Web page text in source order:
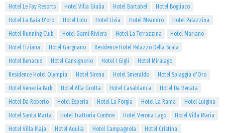
Hotel Le Fay Resorts
Hotel Villa Giulia Hotel Bartabel
Hotel Bogliaco
Hotel La Baia D'oro
Hotel Lido Hotel Livia Hotel Meandro
Hotel Palazzina
Hotel Running Club
Hotel Garni Riviera Hotel La Terrazzina
Hotel Mariano
Hotel Tiziana
Hotel Gargnano
Residence Hotel Palazzo Della Scala
Hotel Benacus
Hotel Cansignorio Hotel I Gigli
Hotel Miralago
Residence Hotel Olympia
Hotel Sirena Hotel Smeraldo
Hotel Spiaggia d'Oro
Hotel Venezia Park
Hotel Alla Grotta Hotel Casablanca
Hotel Da Renata
Hotel Da Roberto
Hotel Esperia Hotel La Forgia Hotel La Rama
Hotel Luigina
Hotel Santa Marta
Hotel Trattoria Confine Hotel Verona Lago
Hotel Villa Maria
Hotel Villa Plaja
Hotel Aquila Hotel Campagnola
Hotel Cristina